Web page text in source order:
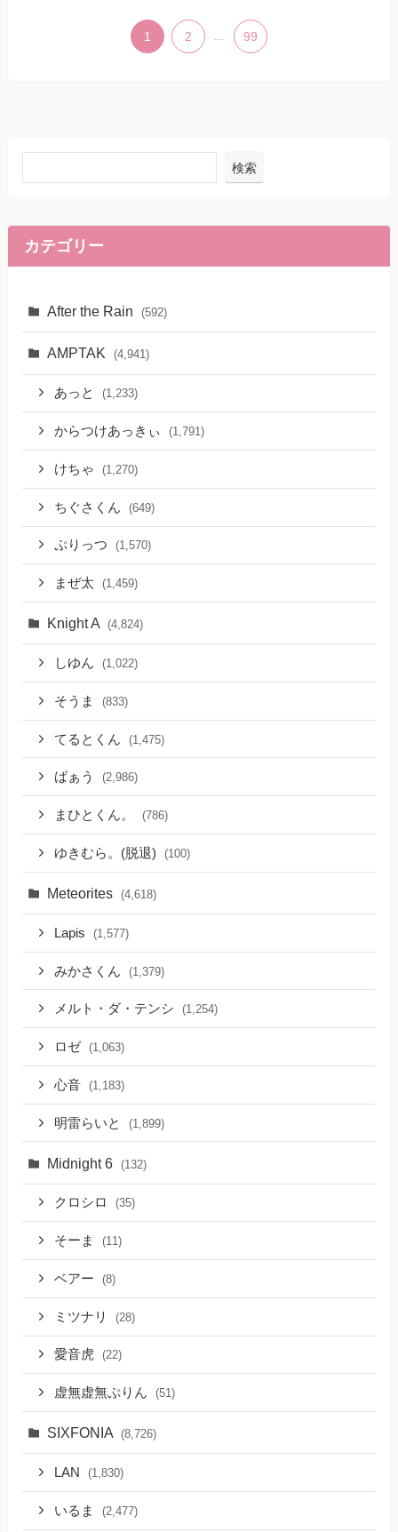
1 2 ... 99
検索
カテゴリー
After the Rain (592)
AMPTAK (4,941)
あっと (1,233)
からつけあっきぃ (1,791)
けちゃ (1,270)
ちぐさくん (649)
ぷりっつ (1,570)
まぜ太 (1,459)
Knight A (4,824)
しゆん (1,022)
そうま (833)
てるとくん (1,475)
ばぁう (2,986)
まひとくん。 (786)
ゆきむら。(脱退) (100)
Meteorites (4,618)
Lapis (1,577)
みかさくん (1,379)
メルト・ダ・テンシ (1,254)
ロゼ (1,063)
心音 (1,183)
明雷らいと (1,899)
Midnight 6 (132)
クロシロ (35)
そーま (11)
ベアー (8)
ミツナリ (28)
愛音虎 (22)
虚無虚無ぷりん (51)
SIXFONIA (8,726)
LAN (1,830)
いるま (2,477)